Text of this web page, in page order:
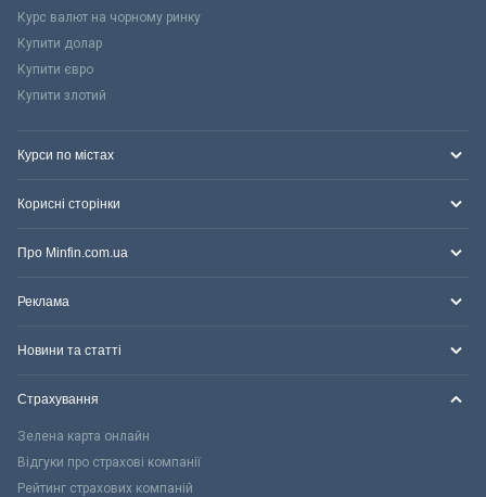
Курс валют на чорному ринку
Купити долар
Купити євро
Купити злотий
Курси по містах
Корисні сторінки
Про Minfin.com.ua
Реклама
Новини та статті
Страхування
Зелена карта онлайн
Відгуки про страхові компанії
Рейтинг страхових компаній